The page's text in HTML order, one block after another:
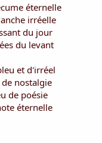
éternelle
irréelle
du jour
du levant
et d'irréel
nostalgie
de poésie
éternelle​